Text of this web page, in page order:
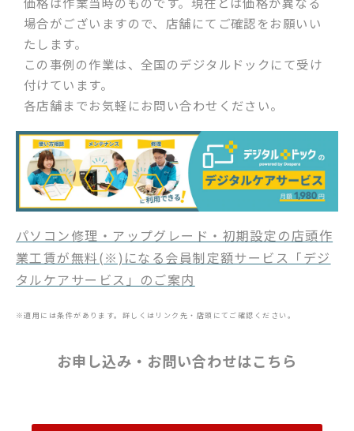
場合がございますので、店舗にてご確認をお願いい
たします。
この事例の作業は、全国のデジタルドックにて受け
付けています。
各店舗までお気軽にお問い合わせください。
パソコン修理・アップグレード・初期設定の店頭作
業工賃が無料(※)になる会員制定額サービス「デジ
タルケアサービス」のご案内
※適用には条件があります。詳しくはリンク先・店頭にてご確認ください。
お申し込み・お問い合わせはこちら